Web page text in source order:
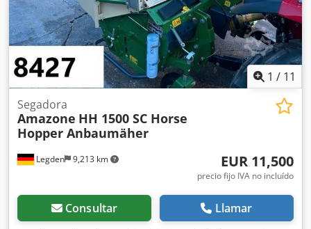
1 / 11
Legden 9,213 km
Segadora
Amazone HH 1500 SC Horse
Hopper Anbaumäher
EUR 11,500
precio fijo IVA no incluído
Consultar Llamar